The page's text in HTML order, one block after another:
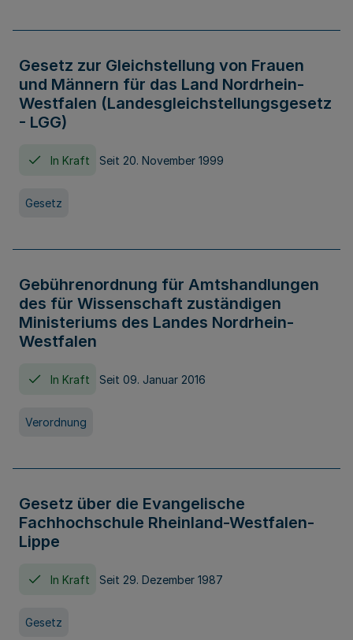
Gesetz zur Gleichstellung von Frauen
und Männern für das Land Nordrhein-
Westfalen (Landesgleichstellungsgesetz
- LGG)
In Kraft Seit 20. November 1999
Gesetz
Gebührenordnung für Amtshandlungen
des für Wissenschaft zuständigen
Ministeriums des Landes Nordrhein-
Westfalen
In Kraft Seit 09. Januar 2016
Verordnung
Gesetz über die Evangelische
Fachhochschule Rheinland-Westfalen-
Lippe
In Kraft Seit 29. Dezember 1987
Gesetz